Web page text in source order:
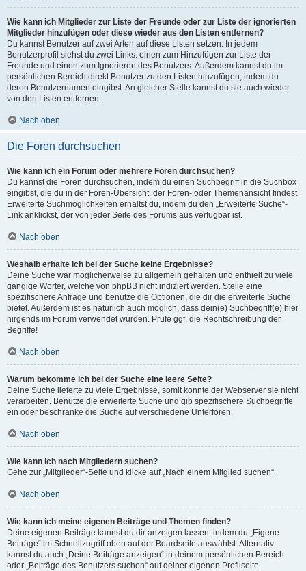
Wie kann ich Mitglieder zur Liste der Freunde oder zur Liste der ignorierten
Mitglieder hinzufügen oder diese wieder aus den Listen entfernen?
Du kannst Benutzer auf zwei Arten auf diese Listen setzen: In jedem
Benutzerprofil siehst du zwei Links: einen zum Hinzufügen zur Liste der
Freunde und einen zum Ignorieren des Benutzers. Außerdem kannst du im
persönlichen Bereich direkt Benutzer zu den Listen hinzufügen, indem du
deren Benutzernamen eingibst. An gleicher Stelle kannst du sie auch wieder
von den Listen entfernen.
Nach oben
Die Foren durchsuchen
Wie kann ich ein Forum oder mehrere Foren durchsuchen?
Du kannst die Foren durchsuchen, indem du einen Suchbegriff in die Suchbox
eingibst, die du in der Foren-Übersicht, der Foren- oder Themenansicht findest.
Erweiterte Suchmöglichkeiten erhältst du, indem du den „Erweiterte Suche“-
Link anklickst, der von jeder Seite des Forums aus verfügbar ist.
Nach oben
Weshalb erhalte ich bei der Suche keine Ergebnisse?
Deine Suche war möglicherweise zu allgemein gehalten und enthielt zu viele
gängige Wörter, welche von phpBB nicht indiziert werden. Stelle eine
spezifischere Anfrage und benutze die Optionen, die dir die erweiterte Suche
bietet. Außerdem ist es natürlich auch möglich, dass dein(e) Suchbegriff(e) hier
nirgends im Forum verwendet wurden. Prüfe ggf. die Rechtschreibung der
Begriffe!
Nach oben
Warum bekomme ich bei der Suche eine leere Seite?
Deine Suche lieferte zu viele Ergebnisse, somit konnte der Webserver sie nicht
verarbeiten. Benutze die erweiterte Suche und gib spezifischere Suchbegriffe
ein oder beschränke die Suche auf verschiedene Unterforen.
Nach oben
Wie kann ich nach Mitgliedern suchen?
Gehe zur „Mitglieder“-Seite und klicke auf „Nach einem Mitglied suchen“.
Nach oben
Wie kann ich meine eigenen Beiträge und Themen finden?
Deine eigenen Beiträge kannst du dir anzeigen lassen, indem du „Eigene
Beiträge“ im Schnellzugriff oben auf der Boardseite auswählst. Alternativ
kannst du auch „Deine Beiträge anzeigen“ in deinem persönlichen Bereich
oder „Beiträge des Benutzers suchen“ auf deiner eigenen Profilseite